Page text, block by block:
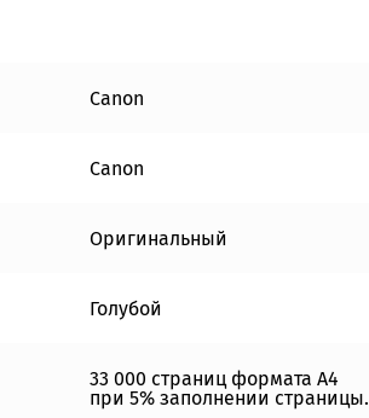
Canon
Canon
Оригинальный
Голубой
33 000 страниц формата А4
при 5% заполнении страницы.